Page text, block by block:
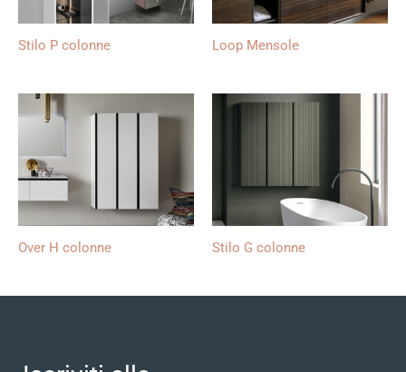
Stilo P colonne Loop Mensole
Over H colonne Stilo G colonne